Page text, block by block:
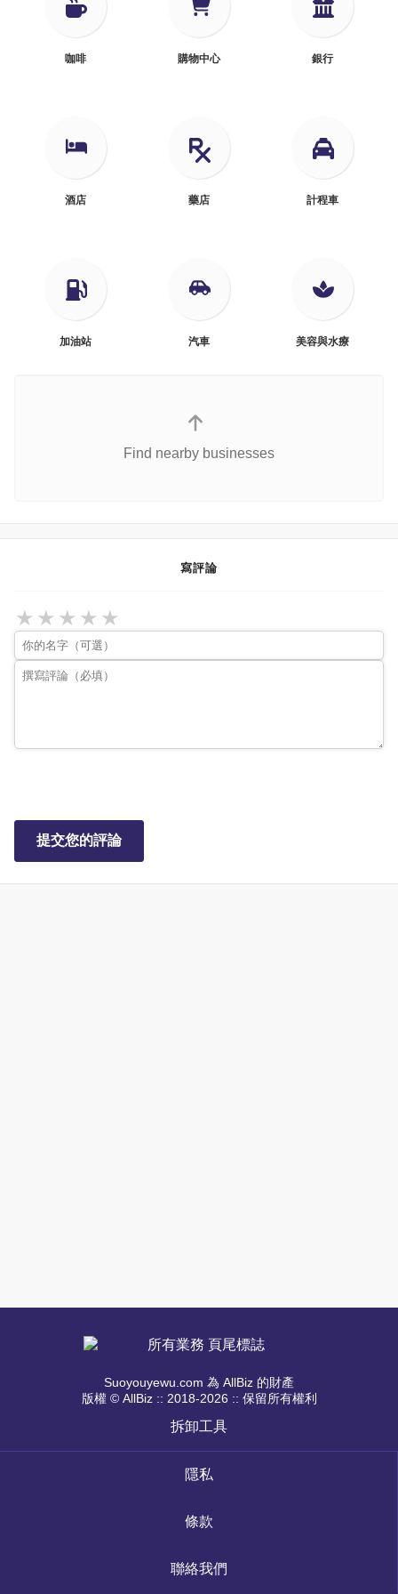
咖啡 購物中心 銀行
酒店 藥店 計程車
加油站 汽車 美容與水療
Find nearby businesses
寫評論
★
★
★
★
★
提交您的評論
Suoyouyewu.com 為 AllBiz 的財產
版權 © AllBiz :: 2018-2026 :: 保留所有權利
拆卸工具
隱私
條款
聯絡我們